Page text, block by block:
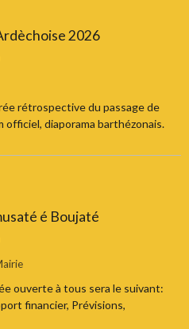
2026
rétrospective du passage de
officiel, diaporama barthézonais.
é Boujaté
ouverte à tous sera le suivant:
financier, Prévisions,